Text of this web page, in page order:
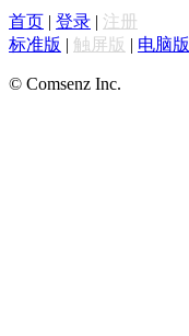
首页 | 登录 | 注册
标准版 | 触屏版 | 电脑版
© Comsenz Inc.